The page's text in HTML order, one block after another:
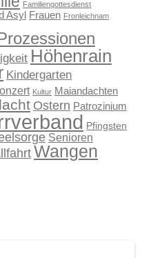
Familiengottesdienst
Asyl Frauen Fronleichnam
Höhenrain
Kindergarten
Kultur Maiandachten
Ostern Patrozinium
Pfingsten
Senioren
Wangen